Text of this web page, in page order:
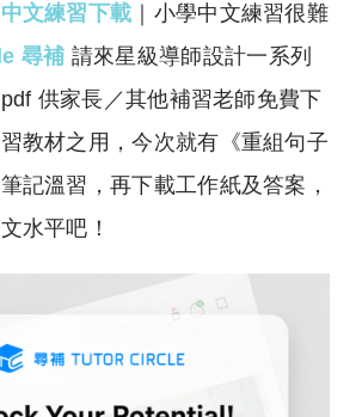
p
y
Li
n
k
at
s
A
p
p
文練習下載 ｜小學中文練習很難
尋補 請來星級導師設計一系列
供家長／其他補習老師免費下
教材之用，今次就有《重組句子
記溫習，再下載工作紙及答案，
水平吧！